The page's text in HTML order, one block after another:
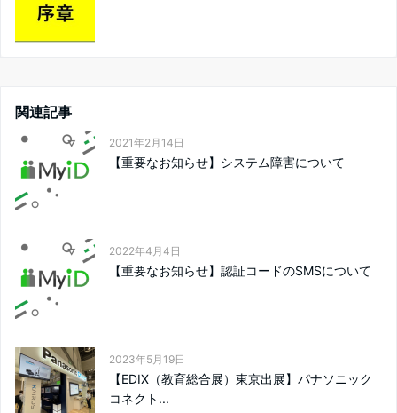
関連記事
2021年2月14日
【重要なお知らせ】システム障害について
2022年4月4日
【重要なお知らせ】認証コードのSMSについて
2023年5月19日
【EDIX（教育総合展）東京出展】パナソニック
コネクト...